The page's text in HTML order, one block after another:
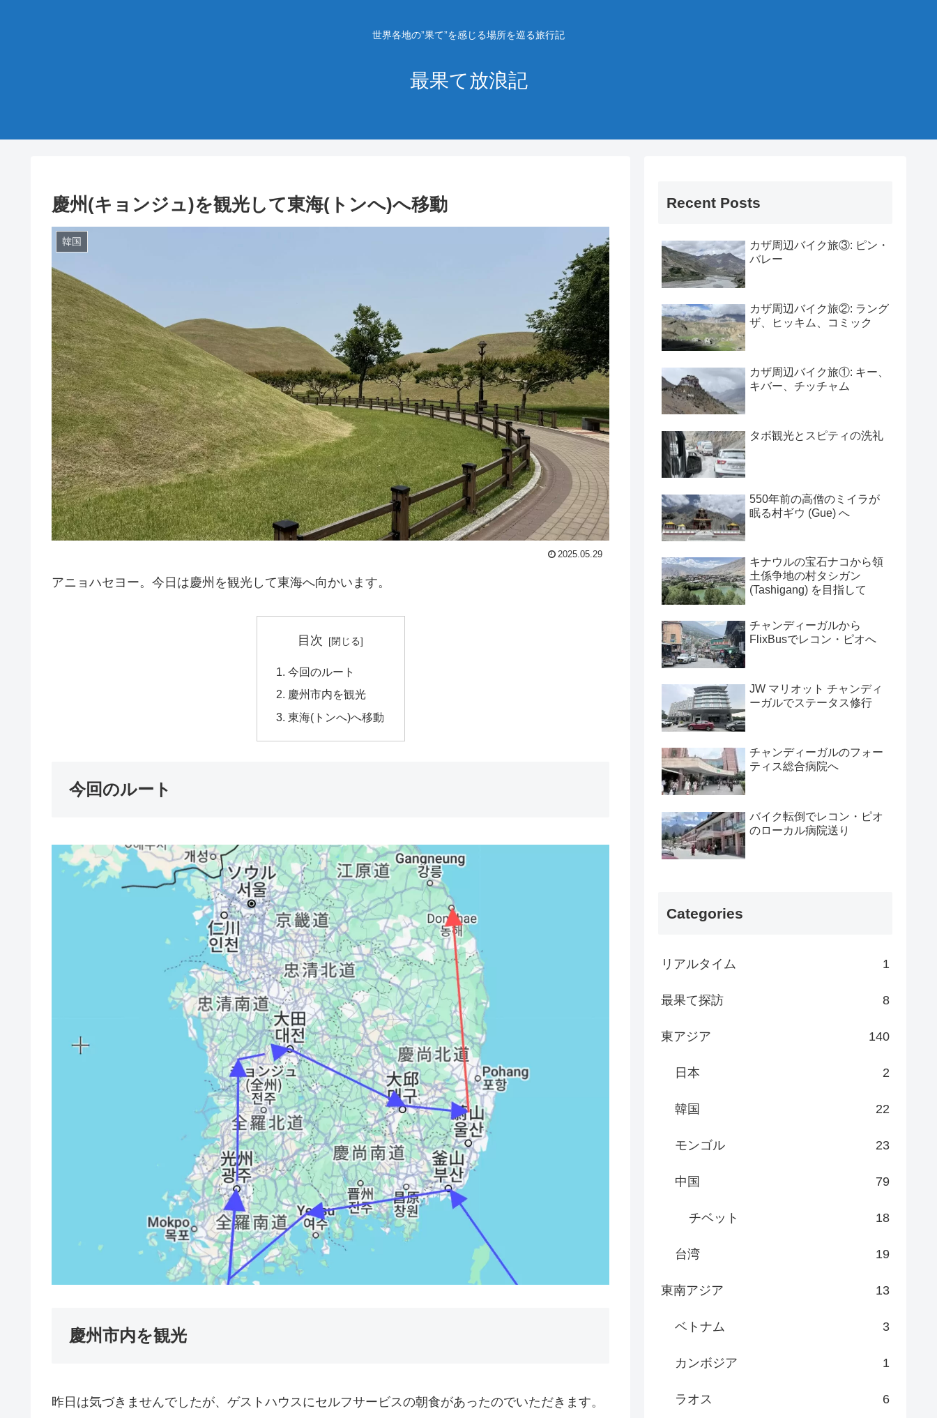
世界各地の”果て”を感じる場所を巡る旅行記
最果て放浪記
慶州(キョンジュ)を観光して東海(トンへ)へ移動
韓国
2025.05.29
アニョハセヨー。今日は慶州を観光して東海へ向かいます。
目次
今回のルート
慶州市内を観光
東海(トンへ)へ移動
今回のルート
慶州市内を観光
昨日は気づきませんでしたが、ゲストハウスにセルフサービスの朝食があったのでいただきます。
Recent Posts
カザ周辺バイク旅③: ピン・
バレー
カザ周辺バイク旅②: ラング
ザ、ヒッキム、コミック
カザ周辺バイク旅①: キー、
キバー、チッチャム
タボ観光とスピティの洗礼
550年前の高僧のミイラが
眠る村ギウ (Gue) へ
キナウルの宝石ナコから領
土係争地の村タシガン
(Tashigang) を目指して
チャンディーガルから
FlixBusでレコン・ピオへ
JW マリオット チャンディ
ーガルでステータス修行
チャンディーガルのフォー
ティス総合病院へ
バイク転倒でレコン・ピオ
のローカル病院送り
Categories
リアルタイム 1
最果て探訪 8
東アジア 140
日本 2
韓国 22
モンゴル 23
中国 79
チベット 18
台湾 19
東南アジア 13
ベトナム 3
カンボジア 1
ラオス 6